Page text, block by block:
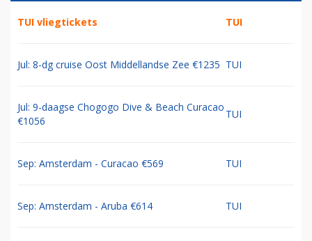
TUI vliegtickets TUI
Jul: 8-dg cruise Oost Middellandse Zee €1235 TUI
Jul: 9-daagse Chogogo Dive & Beach Curacao
€1056
TUI
Sep: Amsterdam - Curacao €569 TUI
Sep: Amsterdam - Aruba €614 TUI